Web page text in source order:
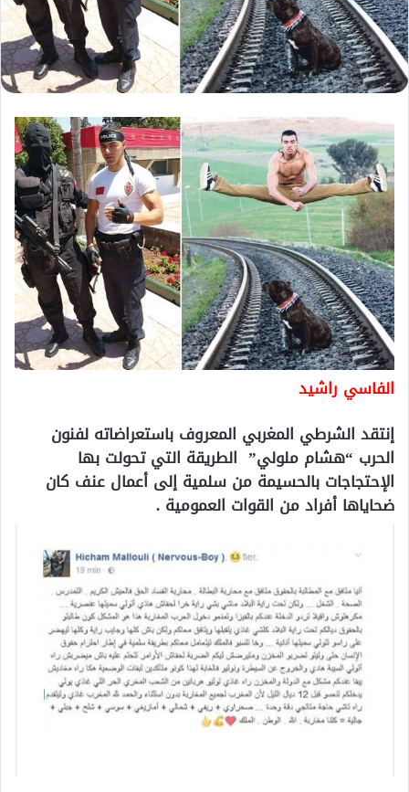
الفاسي راشيد
إنتقد الشرطي المغربي المعروف باستعراضاته لفنون
الحرب “هشام ملولي” الطريقة التي تحولت بها
الإحتجاجات بالحسيمة من سلمية إلى أعمال عنف كان
ضحاياها أفراد من القوات العمومية .